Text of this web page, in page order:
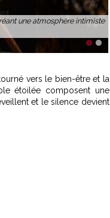
une atmosphère intimiste
1 2
vers le bien-être et la
étoilée composent une
et le silence devient